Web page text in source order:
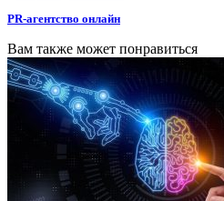
PR-агентство онлайн
Вам также может понравиться